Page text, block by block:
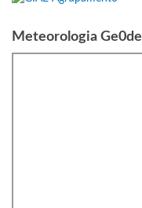
Meteorologia Ge0de